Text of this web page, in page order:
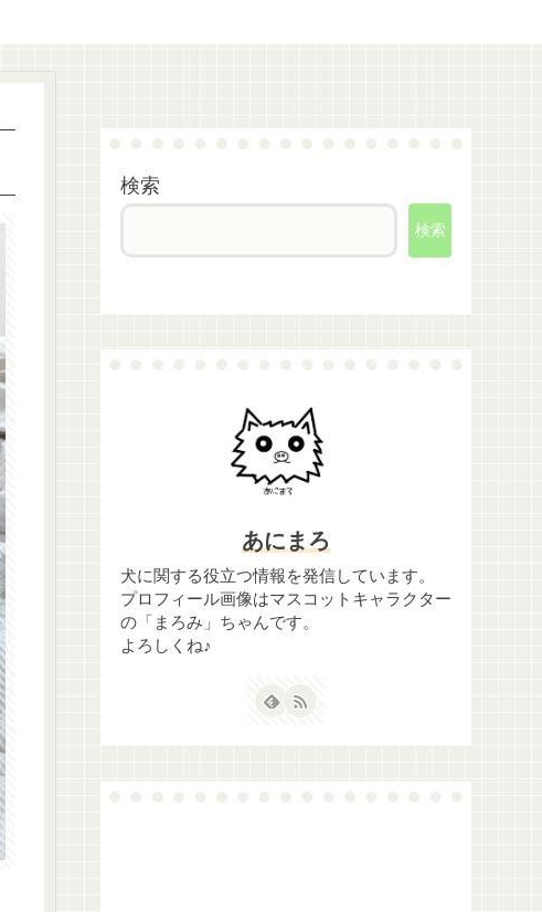
検索
検索
あにまろ
犬に関する役立つ情報を発信しています。
プロフィール画像はマスコットキャラクター
の「まろみ」ちゃんです。
よろしくね♪